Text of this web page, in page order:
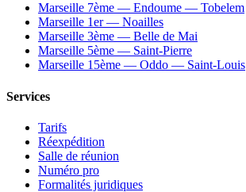
Marseille 7ème — Endoume — Tobelem
Marseille 1er — Noailles
Marseille 3ème — Belle de Mai
Marseille 5ème — Saint-Pierre
Marseille 15ème — Oddo — Saint-Louis
Services
Tarifs
Réexpédition
Salle de réunion
Numéro pro
Formalités juridiques